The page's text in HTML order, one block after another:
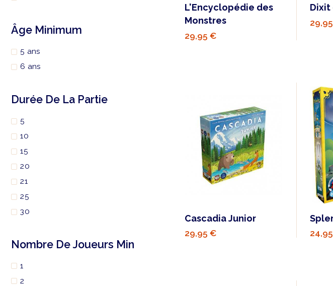
Âge Minimum
5 ans
6 ans
Durée De La Partie
5
10
15
20
21
25
30
Nombre De Joueurs Min
1
2
L'Encyclopédie des
Monstres
29,95 €
Dixit
Cascadia Junior
29,95 €